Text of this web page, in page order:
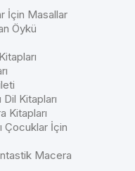
İçin Masallar
Öykü
Kitapları
Kitapları
Çocuklar İçin
Macera